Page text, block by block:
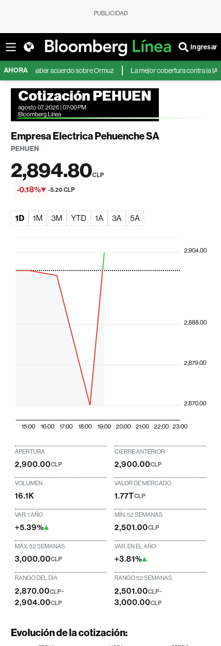
PUBLICIDAD
Ingresar
AHORA
sin haber acuerdo sobre Ormuz La mejor cobertura contra la IA:
Cotización PEHUEN
agosto 07, 2026 | 07:00 PM
Bloomberg Línea
Empresa Electrica Pehuenche SA
PEHUEN
2,894.80CLP
-0.18% -5.20 CLP
1D 1M 3M YTD 1A 3A 5A
15:00 16:00 17:00 18:00 19:00 20:00 21:00 22:00 23:00
2,870.00
2,879.00
2,888.00
2,904.00
APERTURA
2,900.00CLP
CIERRE ANTERIOR
2,900.00CLP
VOLUMEN
16.1K
VALOR DE MERCADO
1.77TCLP
VAR. 1 AÑO
+5.39%
MÍN. 52 SEMANAS
2,501.00CLP
MÁX. 52 SEMANAS
3,000.00CLP
VAR. EN EL AÑO
+3.81%
RANGO DEL DÍA
2,870.00CLP-
2,904.00CLP
RANGO 52 SEMANAS
2,501.00CLP-
3,000.00CLP
Evolución de la cotización: